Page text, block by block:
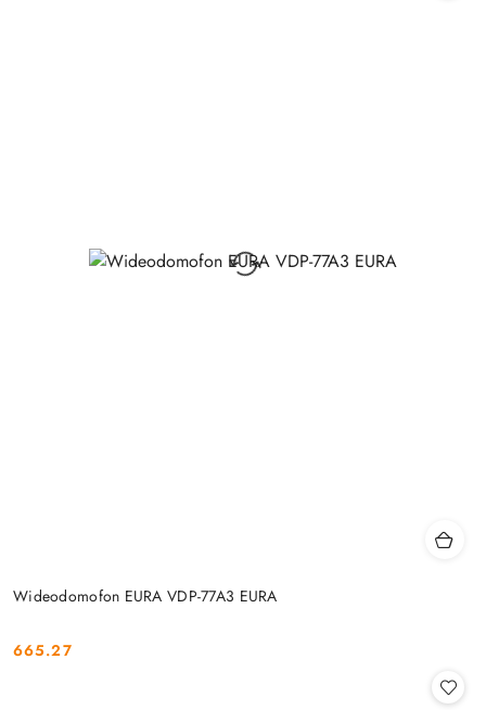
Wideodomofon EURA VDP-77A3 EURA
Cena:
665.27